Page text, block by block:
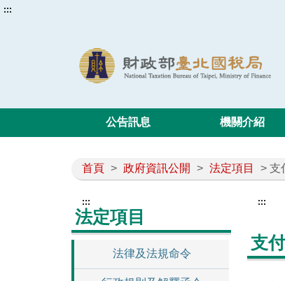
:::
公告訊息 機關介紹
首頁 > 政府資訊公開 > 法定項目 > 支
:::
法定項目
法律及法規命令
:::
支